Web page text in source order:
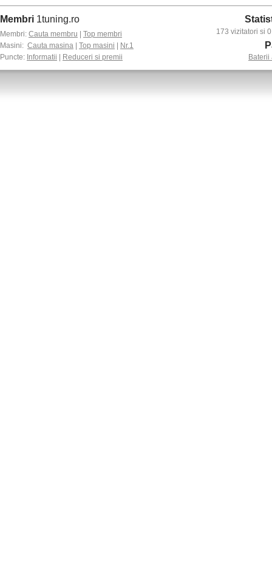
Membri 1tuning.ro
Membri: Cauta membru
Top membri
Masini: Cauta masina Top masini
Nr.1
Puncte: Informatii Reduceri si premii
173 vizitatori si